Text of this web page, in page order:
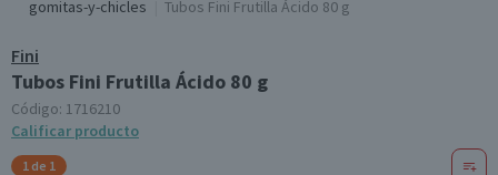
gomitas-y-chicles
Tubos Fini Frutilla Ácido 80 g
Fini
Tubos Fini Frutilla Ácido 80 g
Código: 1716210
Calificar producto
1 de 1